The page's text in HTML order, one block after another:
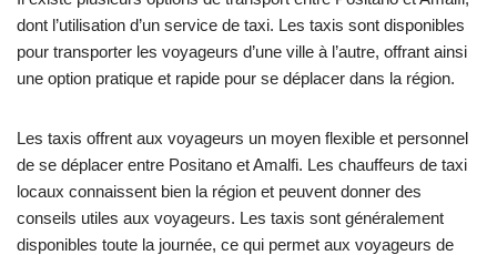
dont l’utilisation d’un service de taxi. Les taxis sont disponibles
pour transporter les voyageurs d’une ville à l’autre, offrant ainsi
une option pratique et rapide pour se déplacer dans la région.
Les taxis offrent aux voyageurs un moyen flexible et personnel
de se déplacer entre Positano et Amalfi. Les chauffeurs de taxi
locaux connaissent bien la région et peuvent donner des
conseils utiles aux voyageurs. Les taxis sont généralement
disponibles toute la journée, ce qui permet aux voyageurs de